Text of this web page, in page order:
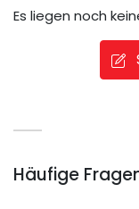
Es liegen noch
Häufige